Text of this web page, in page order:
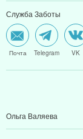
Служба Заботы
Почта Telegram VK
Ольга Валяева